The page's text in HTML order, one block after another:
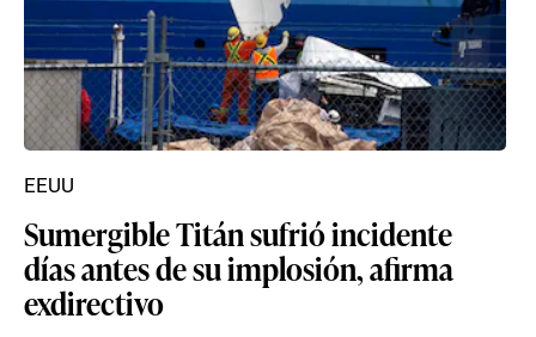
Sumergible Titán sufrió incidente
días antes de su implosión, afirma
exdirectivo
EEUU